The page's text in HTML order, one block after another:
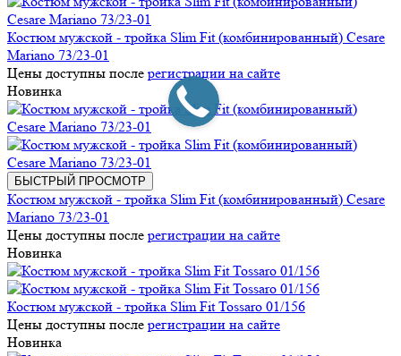
Костюм мужской - тройка Slim Fit (комбинированный) Cesare
Mariano 73/23-01
Цены доступны после регистрации на сайте
Новинка
БЫСТРЫЙ ПРОСМОТР
Костюм мужской - тройка Slim Fit (комбинированный) Cesare
Mariano 73/23-01
Цены доступны после регистрации на сайте
Новинка
Костюм мужской - тройка Slim Fit Tossaro 01/156
Цены доступны после регистрации на сайте
Новинка